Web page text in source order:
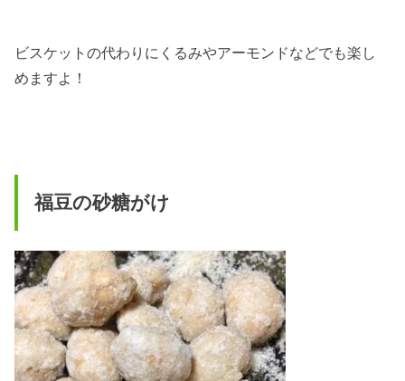
ビスケットの代わりにくるみやアーモンドなどでも楽し
めますよ！
福豆の砂糖がけ